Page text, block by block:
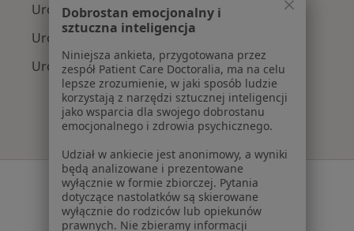
Urolodzy z NFZ w Szczecinie
Urolodzy z Allianz w Szczecinie
Urolodzy z PZU Zdrowie w Szczecinie
Serwis
Regulamin
Dobrostan emocjonalny i
sztuczna inteligencja
Niniejsza ankieta, przygotowana przez
zespół Patient Care Doctoralia, ma na celu
lepsze zrozumienie, w jaki sposób ludzie
korzystają z narzędzi sztucznej inteligencji
jako wsparcia dla swojego dobrostanu
emocjonalnego i zdrowia psychicznego.
Udział w ankiecie jest anonimowy, a wyniki
będą analizowane i prezentowane
wyłącznie w formie zbiorczej. Pytania
dotyczące nastolatków są skierowane
wyłącznie do rodziców lub opiekunów
prawnych. Nie zbieramy informacji